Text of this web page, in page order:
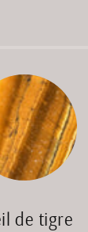
de tigre